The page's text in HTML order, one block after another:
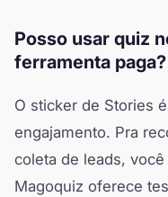
Posso usar quiz
ferramenta paga?
O sticker de Stories
engajamento. Pra
coleta de leads,
Magoquiz oferece